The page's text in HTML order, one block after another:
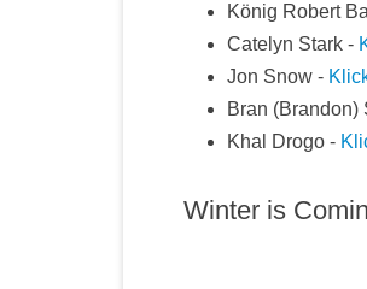
König Robert
Catelyn Stark -
Jon Snow -
Bran (Brandon)
Khal Drogo -
Winter is